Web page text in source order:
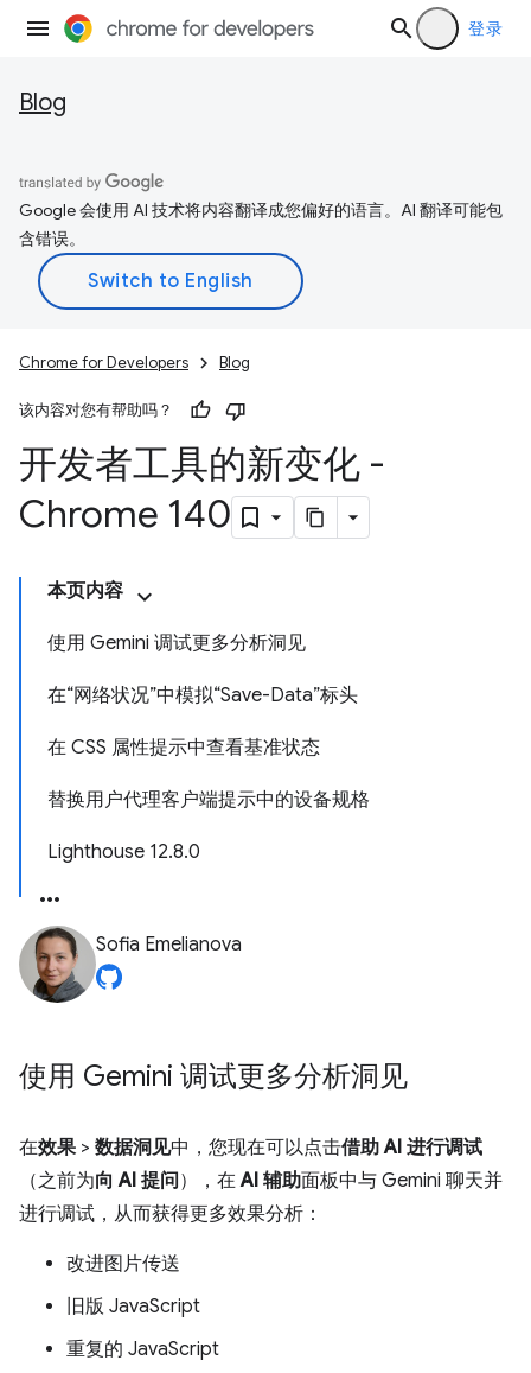
登录
Blog
Google 会使用 AI 技术将内容翻译成您偏好的语言。AI 翻译可能包
含错误。
Chrome for Developers Blog
该内容对您有帮助吗？
开发者工具的新变化 -
Chrome 140
本页内容
使用 Gemini 调试更多分析洞见
在“网络状况”中模拟“Save-Data”标头
在 CSS 属性提示中查看基准状态
替换用户代理客户端提示中的设备规格
Lighthouse 12.8.0
Sofia Emelianova
使用 Gemini 调试更多分析洞见
在效果 > 数据洞见中，您现在可以点击借助 AI 进行调试
（之前为向 AI 提问 ），在AI 辅助面板中与 Gemini 聊天并
进行调试，从而获得更多效果分析：
改进图片传送
旧版 JavaScript
重复的 JavaScript